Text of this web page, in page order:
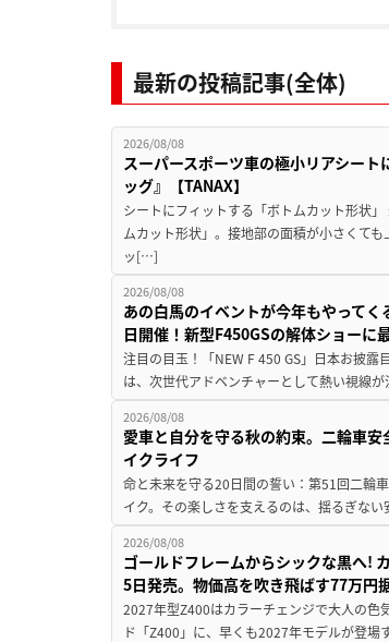
最新の投稿記事(全体)
2026/08/08
スーパースポーツ車の極小リアシー
ッグ』【TANAX】
シートにフィットする「ボトムカット形状
ムカット形状」。接地部の面積が小さくて
ッ[…]
2026/08/08
あの白馬のイベントが今年もやって
日開催！新型F450GSの解体ショーに
注目の目玉！「NEW F 450 GS」日本お披
は、次世代アドベンチャーとして熱い視線
2026/08/08
愛車と自分を守る秋の約束。二輪車
イクライフ
命と未来を守る20日間の誓い：第51回二輪
イク。その楽しさを支えるのは、揺るぎな
2026/08/08
ゴールドフレームからシックな黒へ!
5日発売。物価高を吹き飛ばす77万円
2027年型Z400はカラーチェンジで大人の色
ド「Z400」に、早くも2027年モデルが登